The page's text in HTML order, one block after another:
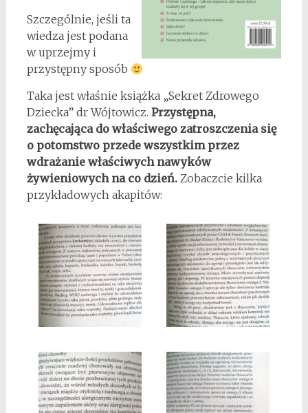
Szczególnie, jeśli ta
wiedza jest podana
w uprzejmy i
przystępny sposób
Taka jest właśnie książka „Sekret Zdrowego
Dziecka” dr Wójtowicz. Przystępna,
zachęcająca do właściwego zatroszczenia się
o potomstwo przede wszystkim przez
wdrażanie właściwych nawyków
żywieniowych na co dzień.Zobaczcie kilka
przykładowych akapitów: